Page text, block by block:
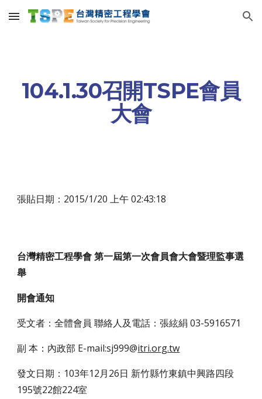
Skip to main content Skip to navigation
104.1.30召開TSPE會員
大會
張貼日期：2015/1/20 上午 02:43:18
台灣精密工程學會 第一屆第一次會員會大會暨理監事選
舉
開會通知
受文者：全體會員 聯絡人及電話：張絃絹 03-5916571
副 本：內政部 E-mail:sj999@itri.org.tw
發文日期：103年12月26日 新竹縣竹東鎮中興路四段
195號22館224室